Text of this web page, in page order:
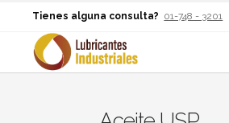
Tienes alguna consulta? 01-748 - 3201